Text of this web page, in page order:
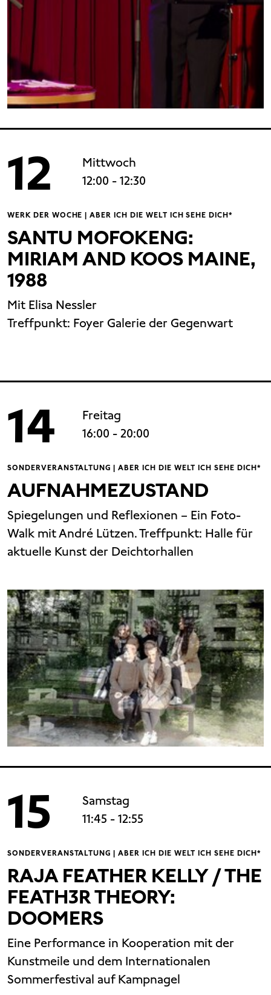
12
Mittwoch
12:00 - 12:30
WERK DER WOCHE | ABER ICH DIE WELT ICH SEHE DICH*
SANTU MOFOKENG:
MIRIAM AND KOOS MAINE,
1988
Mit Elisa Nessler
Treffpunkt: Foyer Galerie der Gegenwart
14
Freitag
16:00 - 20:00
SONDERVERANSTALTUNG | ABER ICH DIE WELT ICH SEHE DICH*
AUFNAHMEZUSTAND
Spiegelungen und Reflexionen – Ein Foto-
Walk mit André Lützen. Treffpunkt: Halle für
aktuelle Kunst der Deichtorhallen
15
Samstag
11:45 - 12:55
SONDERVERANSTALTUNG | ABER ICH DIE WELT ICH SEHE DICH*
RAJA FEATHER KELLY / THE
FEATH3R THEORY:
DOOMERS
Eine Performance in Kooperation mit der
Kunstmeile und dem Internationalen
Sommerfestival auf Kampnagel